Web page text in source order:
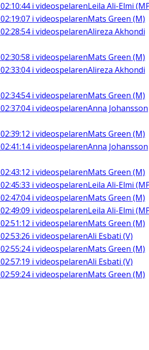
02:10:44i videospelarenLeila Ali-Elmi
02:19:07 i videospelarenMats Green (M)
02:28:54i videospelarenAlireza Akhondi
02:30:58 i videospelarenMats Green (M)
02:33:04i videospelarenAlireza Akhondi
02:34:54i videospelarenMats Green (M)
02:37:04i videospelarenAnna Johansson
02:39:12 i videospelarenMats Green (M)
02:41:14i videospelarenAnna Johansson
02:43:12 i videospelarenMats Green (M)
02:45:33 i videospelarenLeila Ali-Elmi
02:47:04i videospelarenMats Green (M)
02:49:09 i videospelarenLeila Ali-Elmi
02:51:12 i videospelarenMats Green (M)
02:53:26 i videospelarenAli Esbati (V)
02:55:24i videospelarenMats Green (M)
02:57:19 i videospelarenAli Esbati (V)
02:59:24i videospelarenMats Green (M)